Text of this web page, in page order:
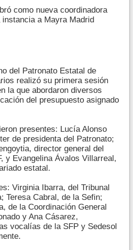
como nueva coordinadora
a Mayra Madrid
del Patronato Estatal de
realizó su primera sesión
la que abordaron diversos
del presupuesto asignado
presentes: Lucía Alonso
de presidenta del Patronato;
director general del
y Evangelina Ávalos Villarreal,
estatal.
Virginia Ibarra, del Tribunal
Teresa Cabral, de la Sefin;
de la Coordinación General
y Ana Cásarez,
vocalías de la SFP y Sedesol